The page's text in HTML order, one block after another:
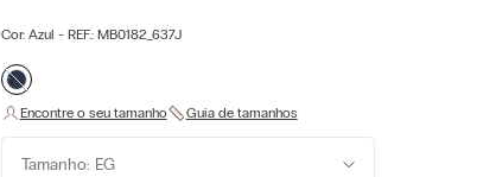
Cor: Azul - REF.: MB0182_637J
Tamanho: EG